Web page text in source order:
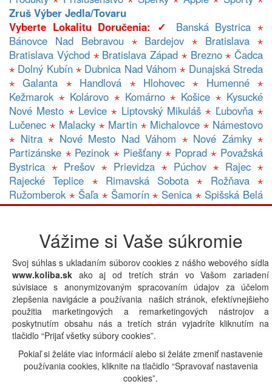
Zruš Výber Jedla/tovaru
Vyberte Lokalitu Doručenia: ✓
Banská Bystrica ⋆
Bánovce Nad Bebravou ⋆ Bardejov ⋆ Bratislava ⋆
Bratislava Východ⋆ Bratislava Západ ⋆ Brezno⋆ Čadca
⋆ Dolný Kubín⋆ Dubnica Nad Váhom ⋆ Dunajská Streda
⋆Galanta ⋆ Handlová ⋆ Hlohovec⋆ Humenné⋆
Kežmarok⋆ Kolárovo⋆ Komárno⋆ Košice ⋆ Kysucké
Nové Mesto ⋆ Levice ⋆ Liptovský Mikuláš ⋆ Ľubovňa⋆
Lučenec ⋆ Malacky ⋆ Martin ⋆ Michalovce ⋆ Námestovo
⋆ Nitra⋆ Nové Mesto Nad Váhom ⋆ Nové Zámky⋆
Partizánske ⋆ Pezinok⋆ Piešťany⋆ Poprad⋆ Považská
Bystrica ⋆ Prešov ⋆ Prievidza ⋆ Púchov ⋆ Rajec ⋆
Rajecké Teplice ⋆ Rimavská Sobota ⋆ Rožňava⋆
Ružomberok⋆ Šaľa⋆ Šamorín⋆ Senica ⋆ Spišská Belá
⋆Spišská Nová Ves⋆Trebišov⋆Topolčany⋆Trenčín⋆
Zlaté Moravce⋆Zvolen ⋆Žilina⋆
Gastro prevádzky v lokalite HANDLOVA: A | | | E
|G|H|CH|I|J|K |L|M|N|O|P|Q|R|S|T|U|
V|W|X|Y| Z|Iná lokalita
Powered by
Vážime si Vaše súkromie
Svoj súhlas s ukladaním súborov cookies z nášho webového sídla
www.koliba.sk ako aj od tretích strán vo Vašom zariadení
súvisiace s anonymizovaným spracovaním údajov za účelom
zlepšenia navigácie a používania našich stránok, efektívnejšieho
použitia marketingových a remarketingových nástrojov a
poskytnutím obsahu nás a tretích strán vyjadríte kliknutím na
tlačidlo “Prijať všetky súbory cookies”.
Pokiaľ si želáte viac informácií alebo si želáte zmeniť nastavenie
používania cookies, kliknite na tlačidlo “Spravovať nastavenia
cookies”.